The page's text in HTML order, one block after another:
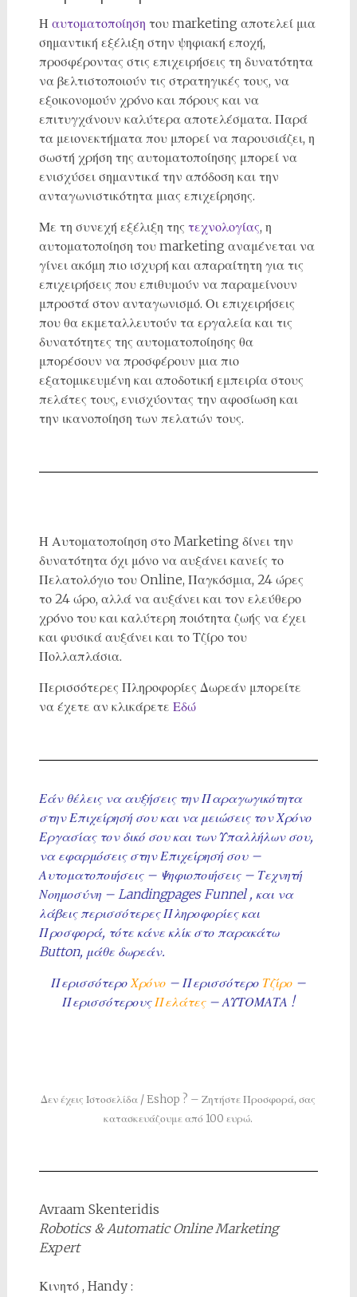
Η αυτοματοποίηση του marketing αποτελεί μια
σημαντική εξέλιξη στην ψηφιακή εποχή,
προσφέροντας στις επιχειρήσεις τη δυνατότητα
να βελτιστοποιούν τις στρατηγικές τους, να
εξοικονομούν χρόνο και πόρους και να
επιτυγχάνουν καλύτερα αποτελέσματα. Παρά
τα μειονεκτήματα που μπορεί να παρουσιάζει, η
σωστή χρήση της αυτοματοποίησης μπορεί να
ενισχύσει σημαντικά την απόδοση και την
ανταγωνιστικότητα μιας επιχείρησης.
Με τη συνεχή εξέλιξη της τεχνολογίας, η
αυτοματοποίηση του marketing αναμένεται να
γίνει ακόμη πιο ισχυρή και απαραίτητη για τις
επιχειρήσεις που επιθυμούν να παραμείνουν
μπροστά στον ανταγωνισμό. Οι επιχειρήσεις
που θα εκμεταλλευτούν τα εργαλεία και τις
δυνατότητες της αυτοματοποίησης θα
μπορέσουν να προσφέρουν μια πιο
εξατομικευμένη και αποδοτική εμπειρία στους
πελάτες τους, ενισχύοντας την αφοσίωση και
την ικανοποίηση των πελατών τους.
Η Αυτοματοποίηση στο Marketing δίνει την
δυνατότητα όχι μόνο να αυξάνει κανείς το
Πελατολόγιο του Online, Παγκόσμια, 24 ώρες
το 24 ώρο, αλλά να αυξάνει και τον ελεύθερο
χρόνο του και καλύτερη ποιότητα ζωής να έχει
και φυσικά αυξάνει και το Τζίρο του
Πολλαπλάσια.
Περισσότερες Πληροφορίες Δωρεάν μπορείτε
να έχετε αν κλικάρετε Εδώ
Εάν θέλεις να αυξήσεις την Παραγωγικότητα
στην Επιχείρησή σου και να μειώσεις τον Χρόνο
Εργασίας τον δικό σου και των Υπαλλήλων σου,
να εφαρμόσεις στην Επιχείρησή σου –
Αυτοματοποιήσεις – Ψηφιοποιήσεις – Τεχνητή
Νοημοσύνη – Landingpages Funnel , και να
λάβεις περισσότερες Πληροφορίες και
Προσφορά, τότε κάνε κλίκ στο παρακάτω
Button, μάθε δωρεάν.
ΠερισσότεροΧρόνο– Περισσότερο Τζίρο–
ΠερισσότερουςΠελάτες– ΑΥΤΟΜΑΤΑ !
Δεν έχεις Ιστοσελίδα / Eshop ? – Ζητήστε Προσφορά, σας
κατασκευάζουμε από 100 ευρώ.
Avraam Skenteridis
Robotics & Automatic Online Marketing
Expert
Κινητό , Handy :